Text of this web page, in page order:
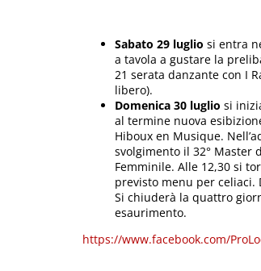
Sabato 29 luglio si entra
a tavola a gustare la
21 serata danzante con I
libero).
Domenica 30 luglio si
al termine nuova
Hiboux en Musique.
svolgimento il 32° Master
Femminile. Alle 12,30 si
previsto menu per celiaci.
Si chiuderà la quattro
esaurimento.
https://www.facebook.com/